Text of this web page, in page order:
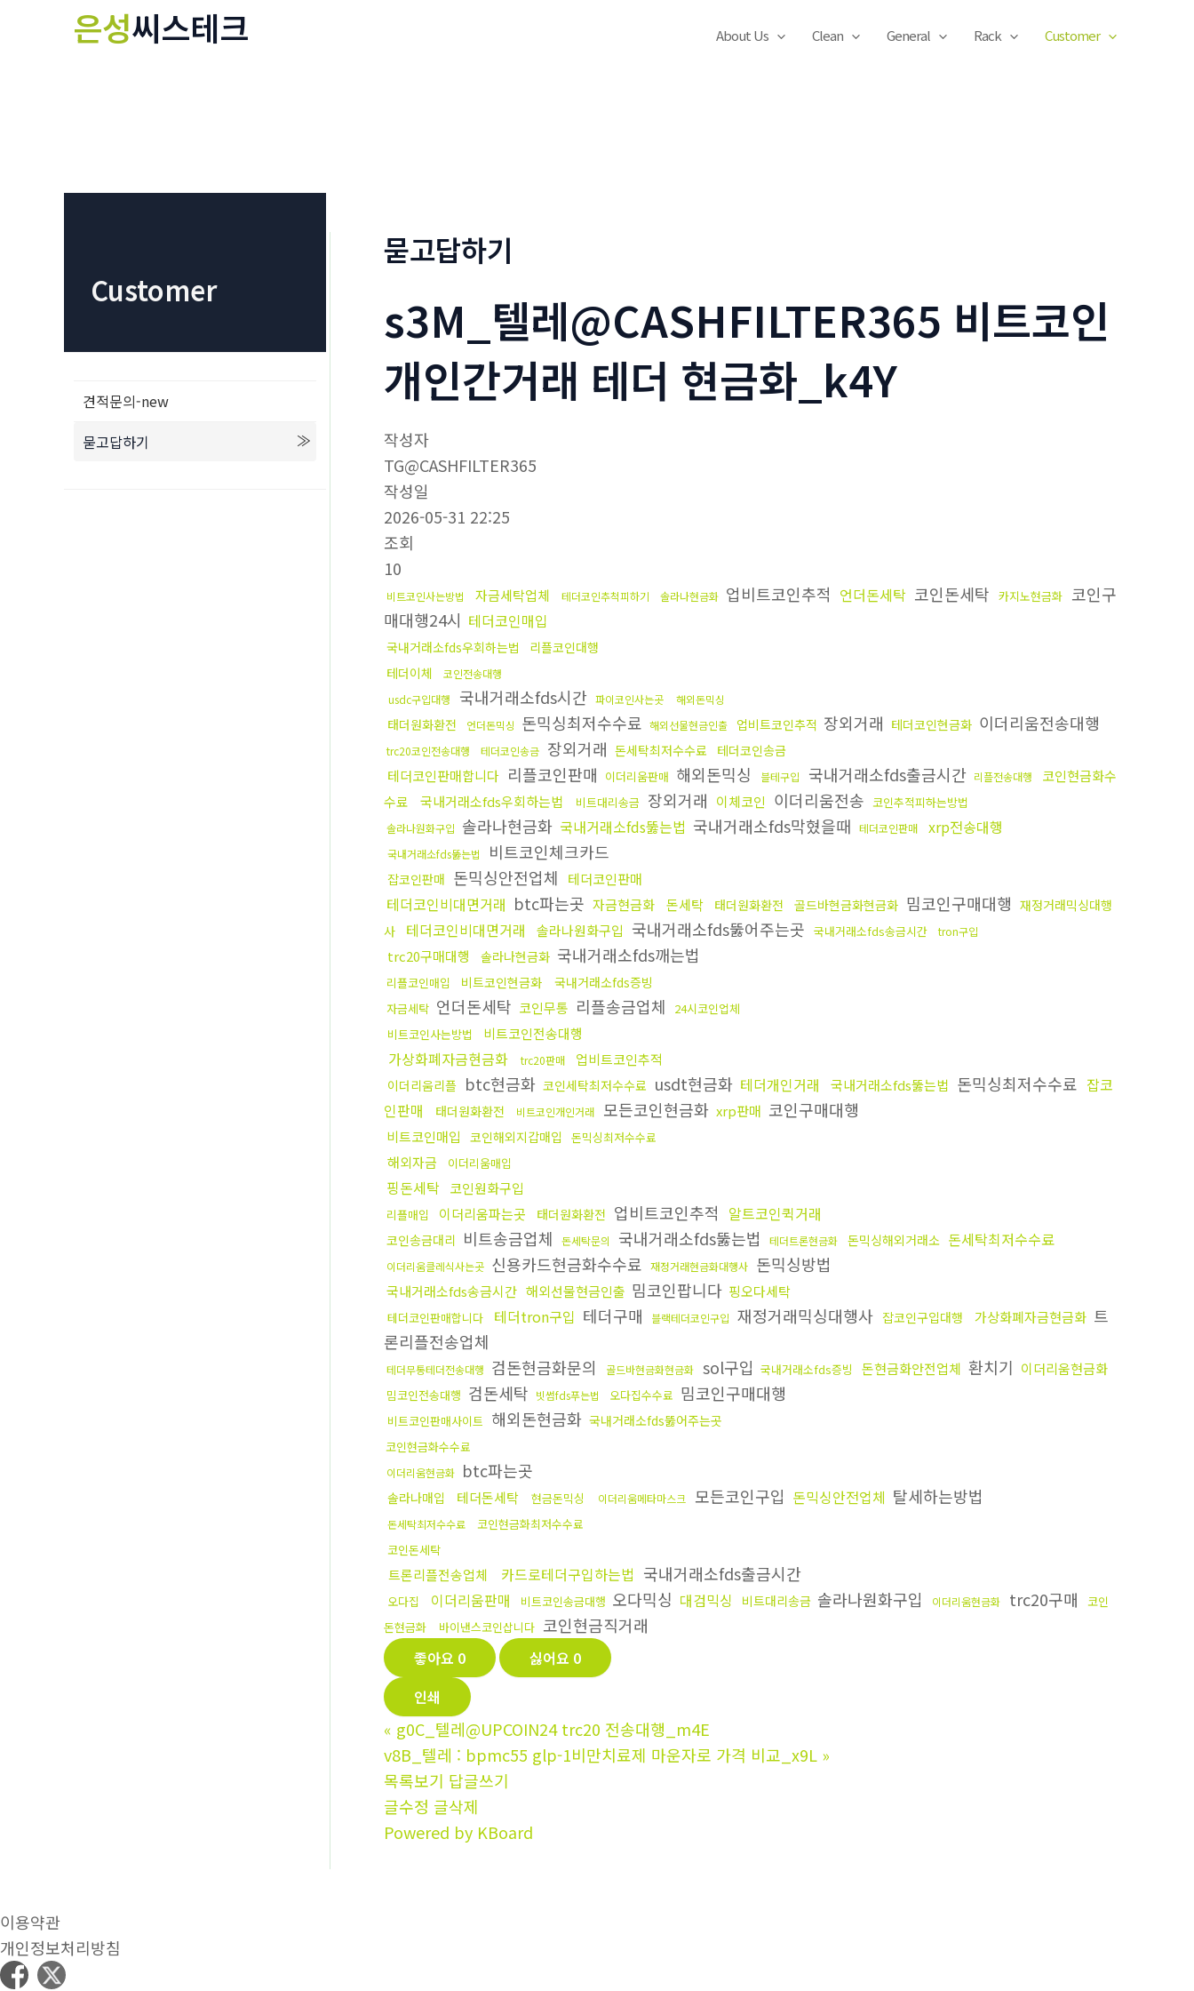
은성씨스테크 About Us Clean General Rack Customer
Customer
견적문의-new
묻고답하기
묻고답하기
s3M_텔레@CASHFILTER365 비트코인
개인간거래 테더 현금화_k4Y
작성자
TG@CASHFILTER365
작성일
2026-05-31 22:25
조회
10
비트코인사는방법 자금세탁업체 테더코인추척피하기 솔라나현금화 업비트코인추적 언더돈세탁 코인돈세탁 카지노현금화 코인구
매대행24시 테더코인매입
국내거래소fds우회하는법
리플코인대행
테더이체
코인전송대행
usdc구입대행
국내거래소fds시간 파이코인사는곳 해외돈믹싱
태더원화환전 언더돈믹싱 돈믹싱최저수수료 해외선물현금인출 업비트코인추적 장외거래 테더코인현금화 이더리움전송대행
trc20코인전송대행 테더코인송금 장외거래 돈세탁최저수수료 테더코인송금
테더코인판매합니다 리플코인판매 이더리움판매 해외돈믹싱 블테구입 국내거래소fds출금시간 리플전송대행
코인현금화수
수료
국내거래소fds우회하는법 비트대리송금 장외거래 이체코인 이더리움전송 코인추적피하는방법
솔라나원화구입 솔라나현금화 국내거래소fds뚫는법 국내거래소fds막혔을때 테더코인판매 xrp전송대행
국내거래소fds뚫는법 비트코인체크카드
잡코인판매 돈믹싱안전업체 테더코인판매
테더코인비대면거래 btc파는곳 자금현금화 돈세탁 태더원화환전 골드바현금화현금화 밈코인구매대행 재정거래믹싱대행
사
테더코인비대면거래 솔라나원화구입 국내거래소fds뚫어주는곳 국내거래소fds송금시간 tron구입
trc20구매대행 솔라나현금화 국내거래소fds깨는법
리플코인매입 비트코인현금화 국내거래소fds증빙
자금세탁 언더돈세탁 코인무통 리플송금업체
24시코인업체
비트코인사는방법
비트코인전송대행
가상화폐자금현금화 trc20판매 업비트코인추적
이더리움리플 btc현금화 코인세탁최저수수료 usdt현금화 테더개인거래 국내거래소fds뚫는법 돈믹싱최저수수료 잡코
인판매
태더원화환전 비트코인개인거래 모든코인현금화 xrp판매 코인구매대행
비트코인매입 코인해외지갑매입 돈믹싱최저수수료
해외자금 이더리움매입
핑돈세탁 코인원화구입
리플매입 이더리움파는곳 태더원화환전 업비트코인추적 알트코인퀵거래
코인송금대리 비트송금업체 돈세탁문의 국내거래소fds뚫는법 테더트론현금화 돈믹싱해외거래소 돈세탁최저수수료
이더리움클레식사는곳 신용카드현금화수수료 재정거래현금화대행사 돈믹싱방법
국내거래소fds송금시간 해외선물현금인출 밈코인팝니다 핑오다세탁
테더코인판매합니다 테더tron구입 테더구매 블랙테더코인구입 재정거래믹싱대행사 잡코인구입대행 가상화폐자금현금화 트
론리플전송업체
테더무통테더전송대행 검돈현금화문의 골드바현금화현금화 sol구입 국내거래소fds증빙 돈현금화안전업체 환치기 이더리움현금화
밈코인전송대행 검돈세탁 빗썸fds푸는법 오다집수수료 밈코인구매대행
비트코인판매사이트 해외돈현금화 국내거래소fds뚫어주는곳
코인현금화수수료
이더리움현금화 btc파는곳
솔라나매입 테더돈세탁 현금돈믹싱 이더리움메타마스크 모든코인구입 돈믹싱안전업체 탈세하는방법
돈세탁최저수수료
코인현금화최저수수료
코인돈세탁
트론리플전송업체 카드로테더구입하는법 국내거래소fds출금시간
오다집 이더리움판매 비트코인송금대행 오다믹싱 대검믹싱 비트대리송금 솔라나원화구입 이더리움현금화 trc20구매
코인
돈현금화
바이낸스코인삽니다 코인현금직거래
좋아요 0 싫어요 0
인쇄
« g0C_텔레@UPCOIN24 trc20 전송대행_m4E
v8B_텔레 : bpmc55 glp-1비만치료제 마운자로 가격 비교_x9L »
목록보기 답글쓰기
글수정 글삭제
Powered by KBoard
이용약관
개인정보처리방침